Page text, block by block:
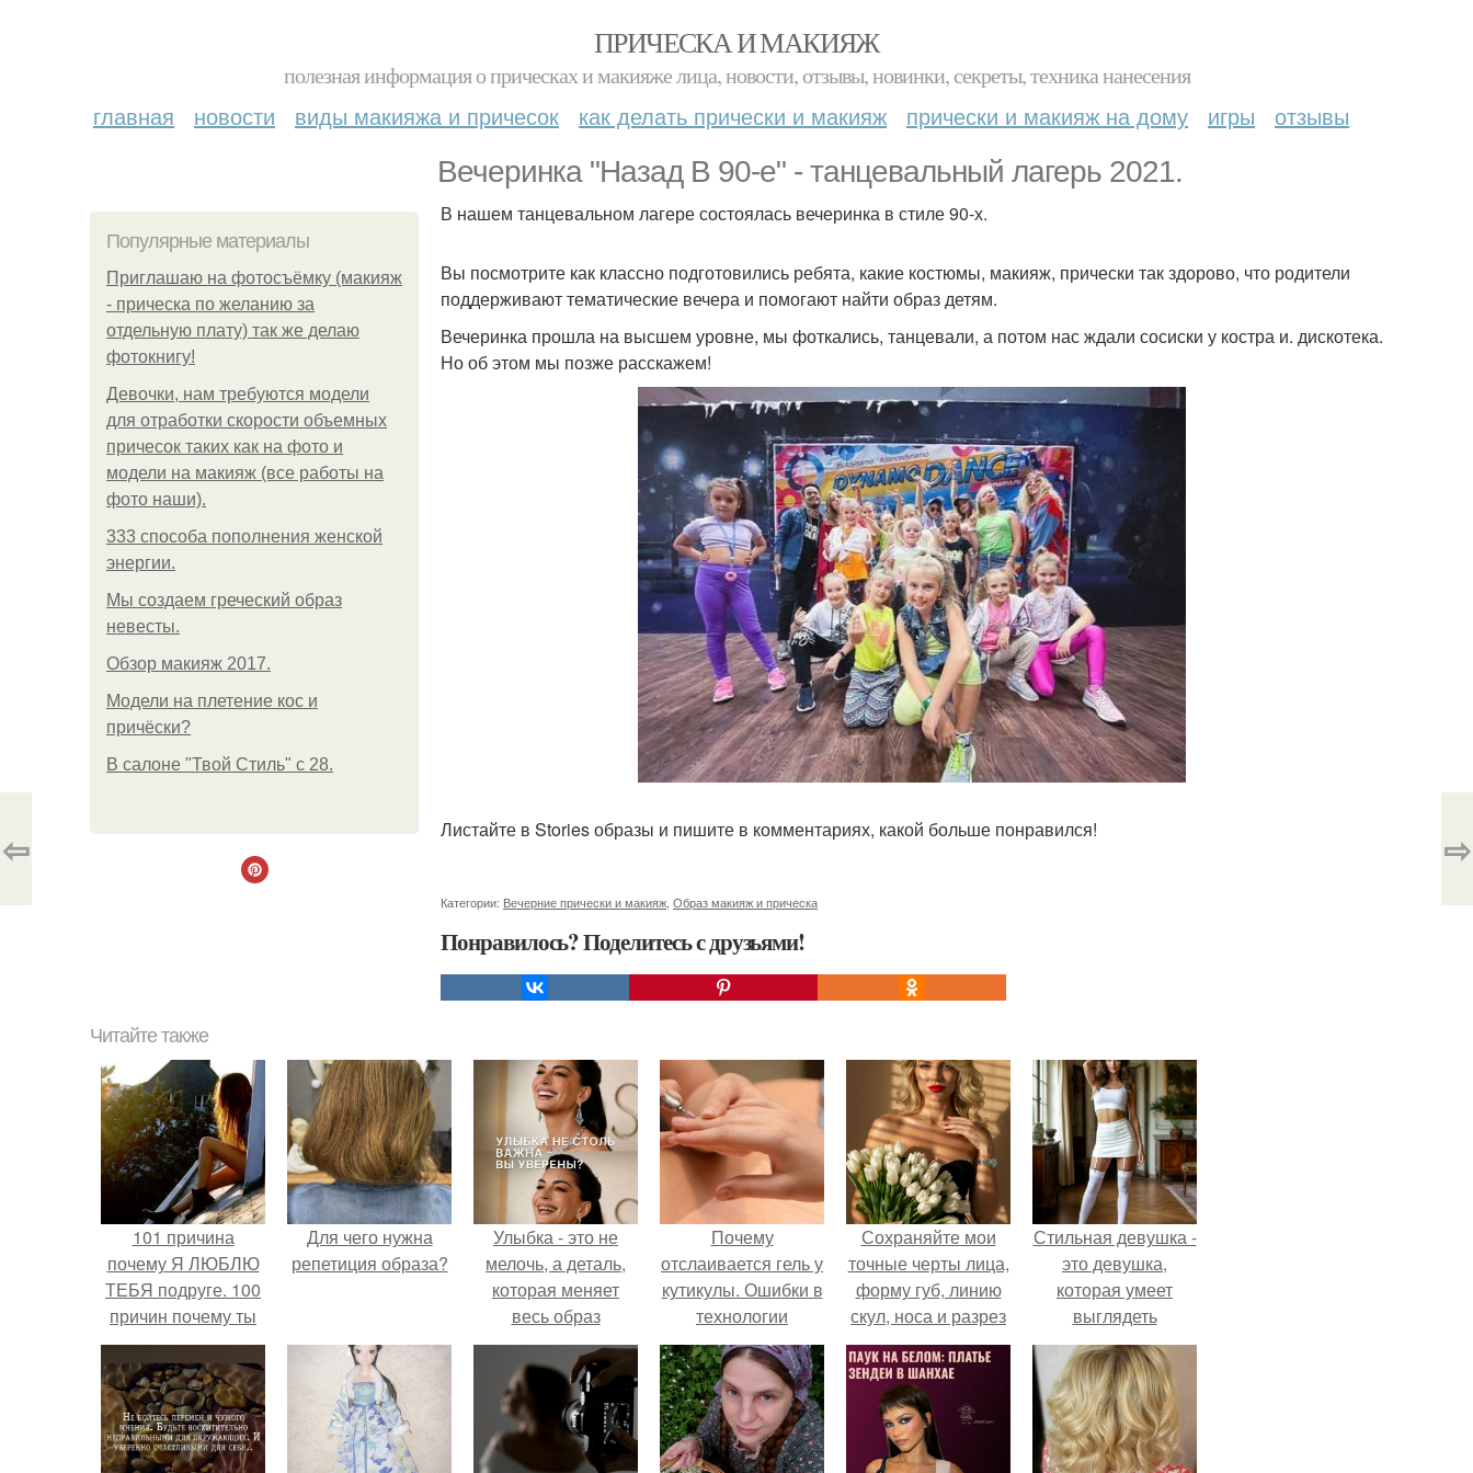
ПРИЧЕСКА И МАКИЯЖ
полезная информация о прическах и макияже лица, новости, отзывы, новинки, секреты, техника нанесения
главная новости виды макияжа и причесок как делать прически и макияж прически и макияж на дому игры отзывы
Вечеринка "Назад В 90-е" - танцевальный лагерь 2021.
Популярные материалы
Приглашаю на фотосъёмку (макияж
- прическа по желанию за
отдельную плату) так же делаю
фотокнигу!
Девочки, нам требуются модели
для отработки скорости объемных
причесок таких как на фото и
модели на макияж (все работы на
фото наши).
333 способа пополнения женской
энергии.
Мы создаем греческий образ
невесты.
Обзор макияж 2017.
Модели на плетение кос и
причёски?
В салоне "Твой Стиль" с 28.
В нашем танцевальном лагере состоялась вечеринка в стиле 90-х.
Вы посмотрите как классно подготовились ребята, какие костюмы, макияж, прически так здорово, что родители
поддерживают тематические вечера и помогают найти образ детям.
Вечеринка прошла на высшем уровне, мы фоткались, танцевали, а потом нас ждали сосиски у костра и. дискотека.
Но об этом мы позже расскажем!
Листайте в Stories образы и пишите в комментариях, какой больше понравился!
Категории: Вечерние прически и макияж Образ макияж и прическа
Понравилось? Поделитесь с друзьями!
⇦ ⇨
Читайте также
101 причина
почему Я ЛЮБЛЮ
ТЕБЯ подруге. 100
причин почему ты
моя лучшая
подруга.
Для чего нужна
репетиция образа?
Улыбка - это не
мелочь, а деталь,
которая меняет
весь образ
человека.
Почему
отслаивается гель у
кутикулы. Ошибки в
технологии
маникюра
Сохраняйте мои
точные черты лица,
форму губ, линию
скул, носа и разрез
глаз.
Стильная девушка -
это девушка,
которая умеет
выглядеть
привлекательно и
элегантно в любои
ситуации.